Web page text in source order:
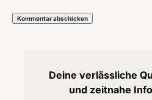
Deine verlässliche
und zeitnahe